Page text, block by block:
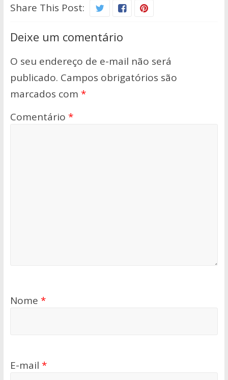
Share This Post:
Deixe um comentário
O seu endereço de e-mail não será
publicado. Campos obrigatórios são
marcados com *
Comentário *
Nome *
E-mail *